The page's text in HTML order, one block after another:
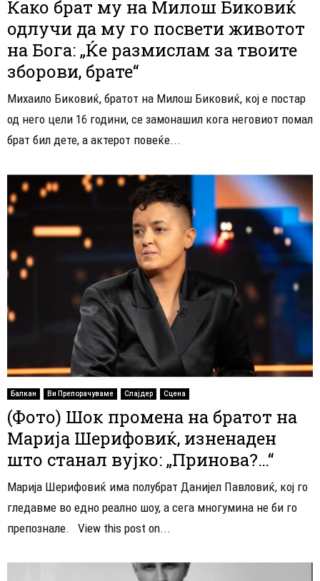
Како брат му на Милош Биковиќ
одлучи да му го посвети животот
на Бога: „Ќе размислам за твоите
зборови, брате“
Михаило Биковиќ, братот на Милош Биковиќ, кој е постар
од него цели 16 години, се замонашил кога неговиот помал
брат бил дете, а актерот повеќе...
Балкан Ви Препорачуваме Слајдер Сцена
(Фото) Шок промена на братот на
Марија Шерифовиќ, изненаден
што станал вујко: „Принова?…“
Марија Шерифовиќ има полубрат Данијел Павловиќ, кој го
гледавме во едно реално шоу, а сега многумина не би го
препознале. View this post on...